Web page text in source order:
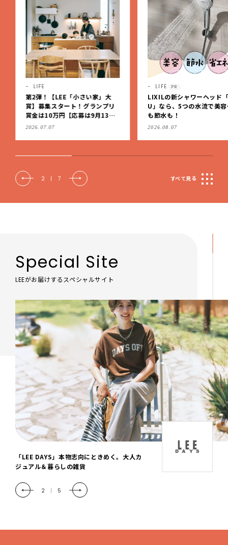
LIFE
第2弾！【LEE「小さい家」大
賞】募集スタート！グランプリ
賞金は10万円【応募は9月13日
（日）まで】
2026.07.07
LIFE PR
LIXILの新シャワーヘッド
U」なら、5つの水流で美
も節水も！
2026.08.07
2 | 7 すべて見る
Special Site
LEEがお届けするスペシャルサイト
「LEE DAYS」本物志向にときめく。大人カ
ジュアル＆暮らしの雑貨
2 | 5